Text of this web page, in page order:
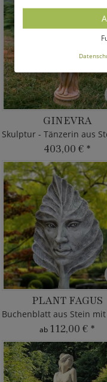
GINEVRA
403,00 € *
PLANT FAGUS
ab 112,00 € *